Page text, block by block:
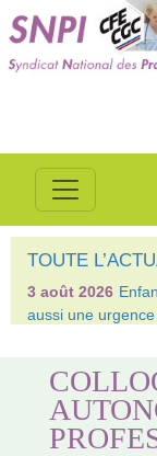
TOUTE
3 août 2026
aussi une